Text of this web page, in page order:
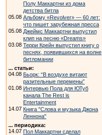
Полу Маккартни из дома
детства битла
05.08 Альбому «Revolver» — 60 лет:
что пишет зарубежная пресса
05.08 Джеймс Маккартни выпустил
клип на песню «Dreams»
03.08 Терри Крейн выпустил книгу о
песнях, появившихся на волне
битломании
... статьи:
04.08 Бьорк: “В воздухе витают
разительные перемены”
01.08 Интервью Пола для ЮТуб
канала The Rest is
Entertainment
14.07 Книга "Слова и музыка Джона
Леннона"
... периодика:
14.07 Пол Маккартни сделал